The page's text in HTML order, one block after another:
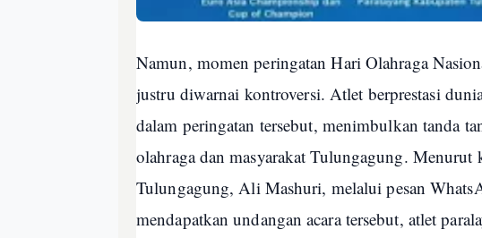
Namun, momen peringatan Hari Olahraga
justru diwarnai kontroversi. Atlet berprestasi
dalam peringatan tersebut, menimbulkan tanda
olahraga dan masyarakat Tulungagung. Menurut
Tulungagung, Ali Mashuri, melalui pesan
mendapatkan undangan acara tersebut, atlet